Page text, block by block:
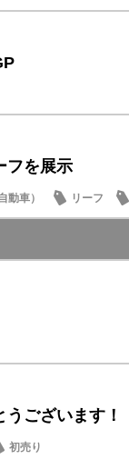
フを展示
動車） リーフ
ございます！
初売り